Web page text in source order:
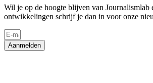
Wil je op de hoogte blijven van Journalismlab
ontwikkelingen schrijf je dan in voor onze
Aanmelden